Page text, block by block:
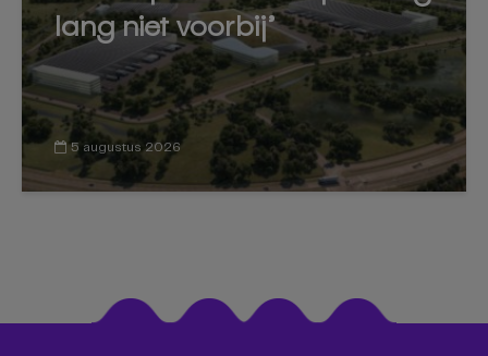
lang niet voorbij’
5 augustus 2026